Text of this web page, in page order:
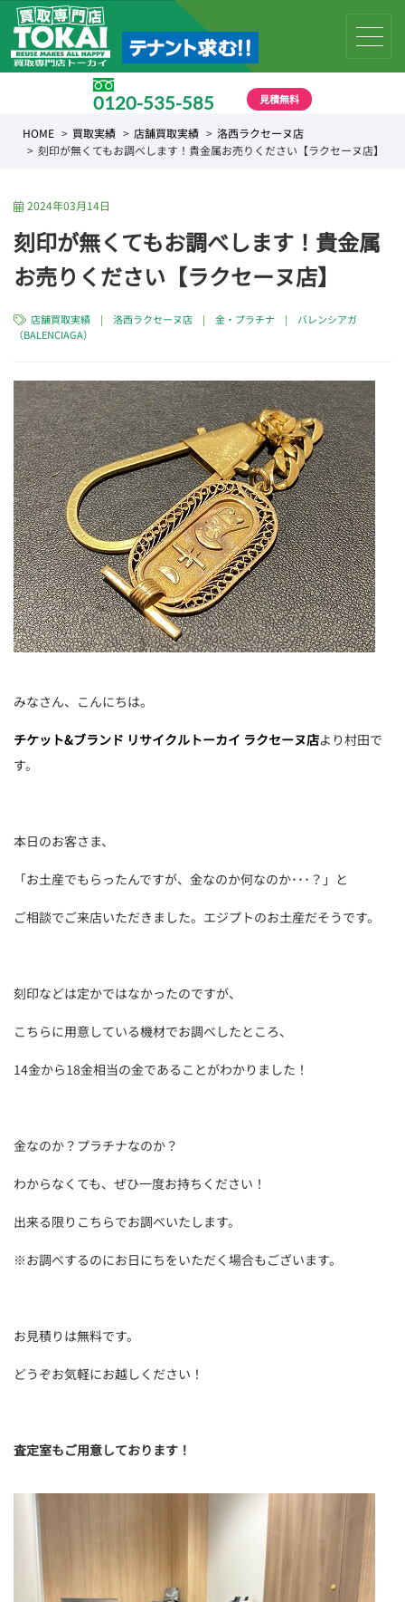
0120-535-585 見積無料
HOME 買取実績 店舗買取実績
洛西ラクセーヌ店
刻印が無くてもお調べします！貴金属お売りください【ラクセーヌ店】
2024年03月14日
刻印が無くてもお調べします！貴金属
お売りください【ラクセーヌ店】
店舗買取実績 |洛西ラクセーヌ店 |金・プラチナ | バレンシアガ
（BALENCIAGA）
みなさん、こんにちは。
チケット&ブランド リサイクルトーカイ ラクセーヌ店より村田で
す。
本日のお客さま、
「お土産でもらったんですが、金なのか何なのか･･･？」と
ご相談でご来店いただきました。エジプトのお土産だそうです。
刻印などは定かではなかったのですが、
こちらに用意している機材でお調べしたところ、
14金から18金相当の金であることがわかりました！
金なのか？プラチナなのか？
わからなくても、ぜひ一度お持ちください！
出来る限りこちらでお調べいたします。
※お調べするのにお日にちをいただく場合もございます。
お見積りは無料です。
どうぞお気軽にお越しください！
査定室もご用意しております！